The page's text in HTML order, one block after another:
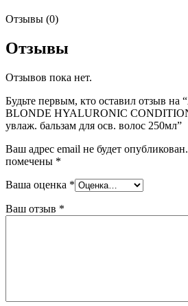
Отзывы (0)
Отзывы
Отзывов пока нет.
Будьте первым, кто оставил отзыв
BLONDE HYALURONIC
увлаж. бальзам для осв. волос 250мл”
Ваш адрес email не будет опубликован.
помечены *
Ваша оценка *
Ваш отзыв *